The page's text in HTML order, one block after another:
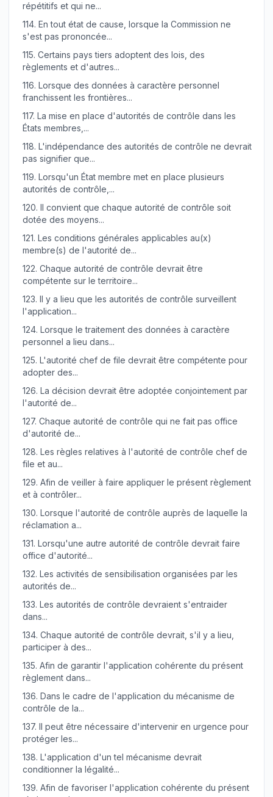
répétitifs et qui ne...
114. En tout état de cause, lorsque la Commission ne
s'est pas prononcée...
115. Certains pays tiers adoptent des lois, des
règlements et d'autres...
116. Lorsque des données à caractère personnel
franchissent les frontières...
117. La mise en place d'autorités de contrôle dans les
États membres,...
118. L'indépendance des autorités de contrôle ne devrait
pas signifier que...
119. Lorsqu'un État membre met en place plusieurs
autorités de contrôle,...
120. Il convient que chaque autorité de contrôle soit
dotée des moyens...
121. Les conditions générales applicables au(x)
membre(s) de l'autorité de...
122. Chaque autorité de contrôle devrait être
compétente sur le territoire...
123. Il y a lieu que les autorités de contrôle surveillent
l'application...
124. Lorsque le traitement des données à caractère
personnel a lieu dans...
125. L'autorité chef de file devrait être compétente pour
adopter des...
126. La décision devrait être adoptée conjointement par
l'autorité de...
127. Chaque autorité de contrôle qui ne fait pas office
d'autorité de...
128. Les règles relatives à l'autorité de contrôle chef de
file et au...
129. Afin de veiller à faire appliquer le présent règlement
et à contrôler...
130. Lorsque l'autorité de contrôle auprès de laquelle la
réclamation a...
131. Lorsqu'une autre autorité de contrôle devrait faire
office d'autorité...
132. Les activités de sensibilisation organisées par les
autorités de...
133. Les autorités de contrôle devraient s'entraider
dans...
134. Chaque autorité de contrôle devrait, s'il y a lieu,
participer à des...
135. Afin de garantir l'application cohérente du présent
règlement dans...
136. Dans le cadre de l'application du mécanisme de
contrôle de la...
137. Il peut être nécessaire d'intervenir en urgence pour
protéger les...
138. L'application d'un tel mécanisme devrait
conditionner la légalité...
139. Afin de favoriser l'application cohérente du présent